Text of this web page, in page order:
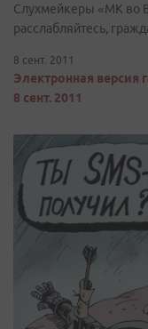
Слухмейкеры «МК во
расслабляйтесь,
8 сент. 2011
Электронная
8 сент. 2011